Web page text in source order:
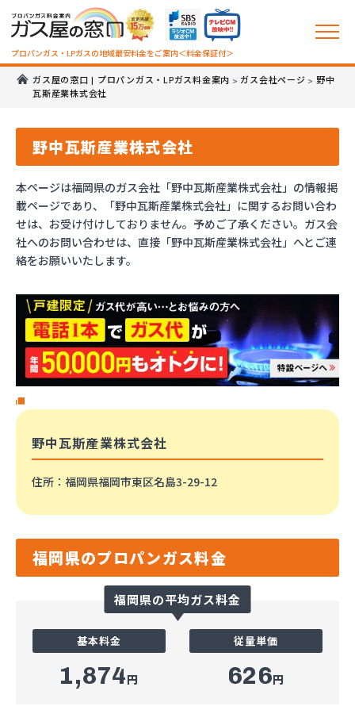
プロパンガス・LPガスの地域最安料金をご案内＜料金保証付＞
ガス屋の窓口 | プロパンガス・LPガス料金案内 >ガス会社ページ > 野中
瓦斯産業株式会社
野中瓦斯産業株式会社
本ページは福岡県のガス会社「野中瓦斯産業株式会社」の情報掲
載ページであり、「野中瓦斯産業株式会社」に関するお問い合わ
せは、お受け付けしておりません。予めご了承ください。ガス会
社へのお問い合わせは、直接「野中瓦斯産業株式会社」へとご連
絡をお願いいたします。
野中瓦斯産業株式会社
住所 ：福岡県福岡市東区名島3-29-12
福岡県のプロパンガス料金
福岡県の平均ガス料金
基本料金
1,874円
従量単価
626円